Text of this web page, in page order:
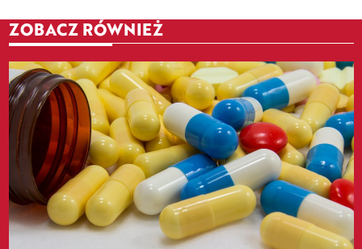
ZOBACZ RÓWNIEŻ